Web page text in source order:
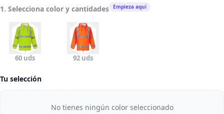
1. Selecciona color y cantidades Empieza aquí
60 uds 92 uds
Tu selección
No tienes ningún color seleccionado